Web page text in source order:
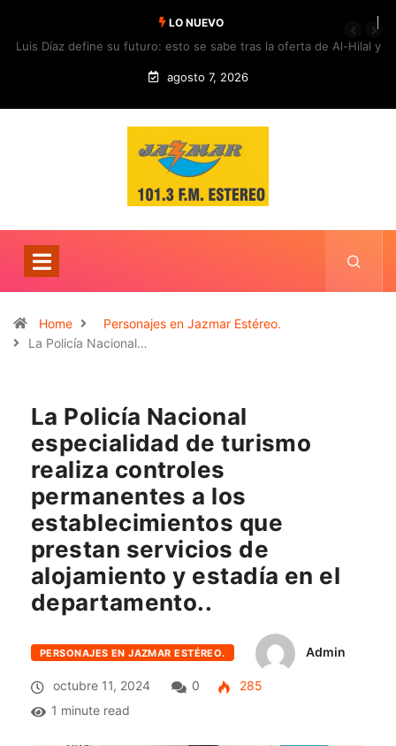
LO NUEVO
Luis Díaz define su futuro: esto se sabe tras la oferta de Al-Hilal y
la respuesta del Bayern
agosto 7, 2026
Home
Personajes en Jazmar Estéreo.
La Policía Nacional…
La Policía Nacional
especialidad de turismo
realiza controles
permanentes a los
establecimientos que
prestan servicios de
alojamiento y estadía en el
departamento..
PERSONAJES EN JAZMAR ESTÉREO. Admin
octubre 11, 2024 0
285
1 minute read